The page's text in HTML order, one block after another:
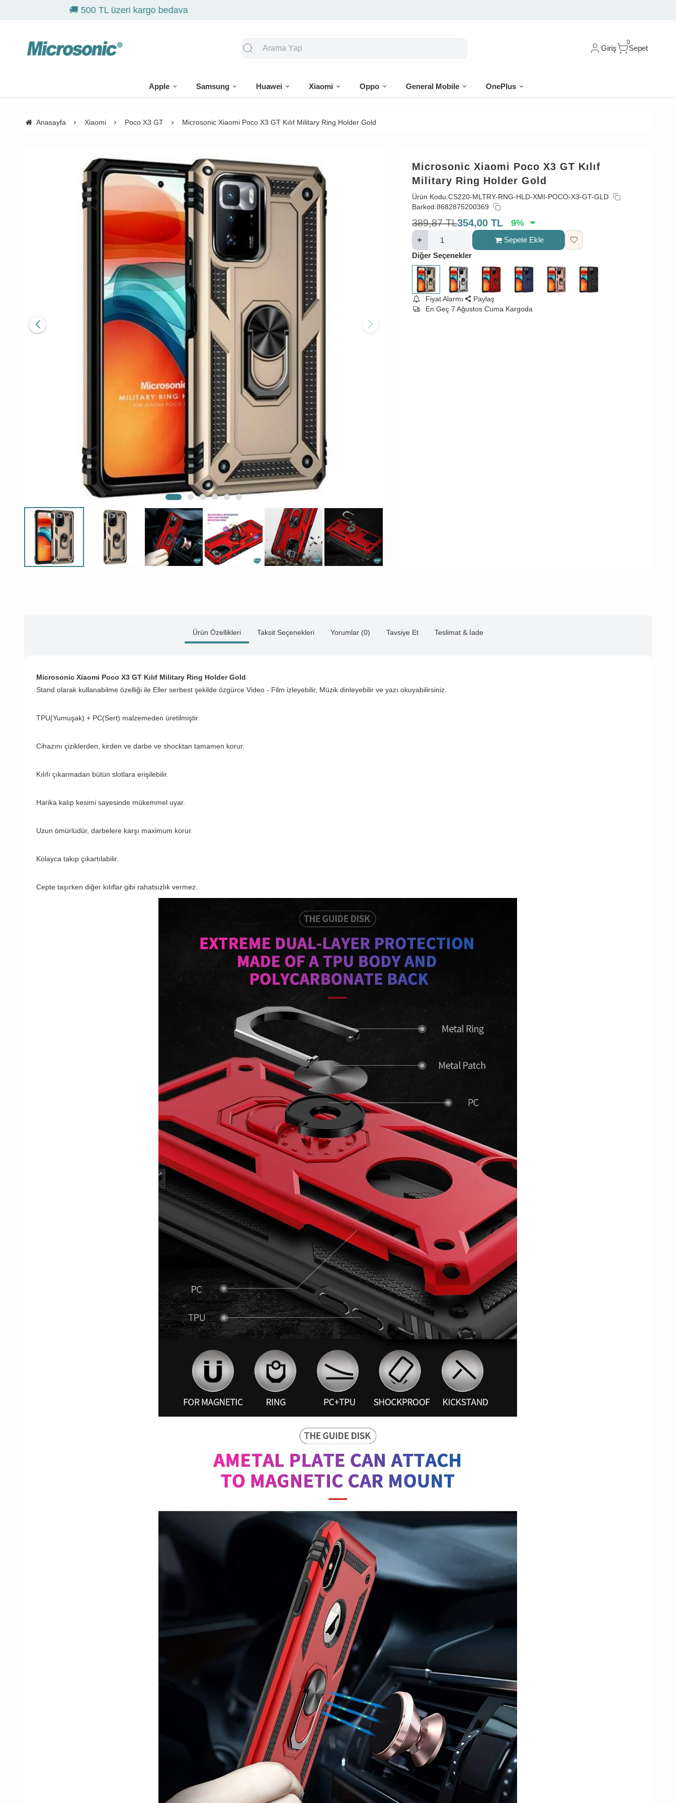
Giriş
0
Sepet
Apple Samsung Huawei Xiaomi Oppo General Mobile OnePlus
Anasayfa Xiaomi Poco X3 GT Microsonic Xiaomi Poco X3 GT Kılıf Military Ring Holder Gold
Microsonic Xiaomi Poco X3 GT Kılıf
Military Ring Holder Gold
Ürün Kodu:CS220-MLTRY-RNG-HLD-XMI-POCO-X3-GT-GLD
Barkod:8682875200369
389,87 TL354,00 TL 9%
Sepete Ekle
Diğer Seçenekler
Fiyat Alarmı
Paylaş
En Geç 7 Ağustos Cuma Kargoda
Ürün Özellikleri Taksit Seçenekleri Yorumlar (0) Tavsiye Et Teslimat & İade
Microsonic Xiaomi Poco X3 GT Kılıf Military Ring Holder Gold
Stand olarak kullanabilme özelliği ile Eller serbest şekilde özgürce Video - Film izleyebilir, Müzik dinleyebilir ve yazı okuyabilirsiniz.
TPU(Yumuşak) + PC(Sert) malzemeden üretilmiştir.
Cihazını çiziklerden, kirden ve darbe ve shocktan tamamen korur.
Kılıfı çıkarmadan bütün slotlara erişilebilir.
Harika kalıp kesimi sayesinde mükemmel uyar.
Uzun ömürlüdür, darbelere karşı maximum korur.
Kolayca takıp çıkartılabilir.
Cepte taşırken diğer kılıflar gibi rahatsızlık vermez.